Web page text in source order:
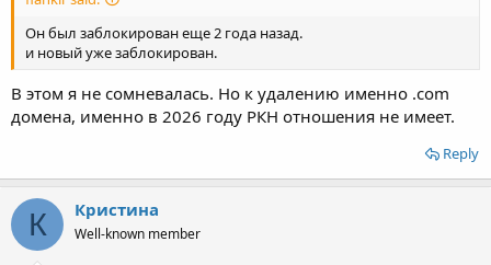
Он был заблокирован еще 2 года назад.
и новый уже заблокирован.
В этом я не сомневалась. Но к удалению именно .com
домена, именно в 2026 году РКН отношения не имеет.
Reply
К Кристина
Well-known member